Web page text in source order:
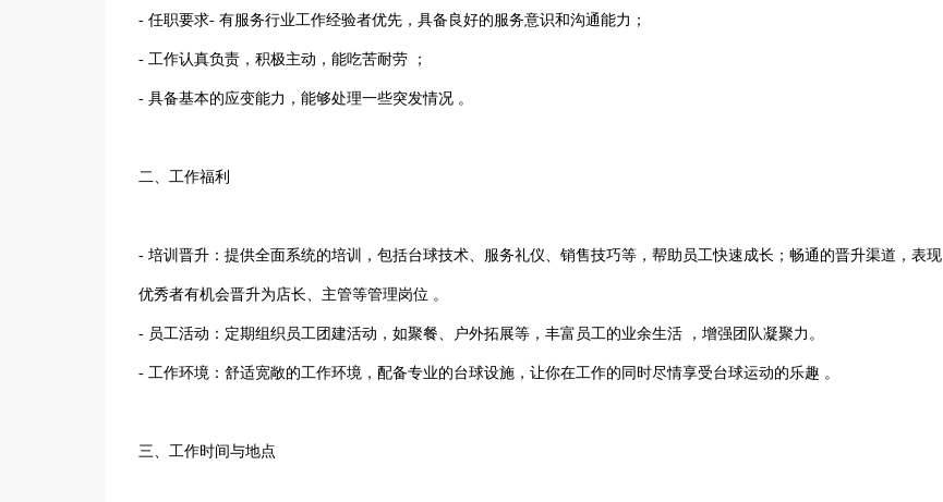
- 任职要求- 有服务行业工作经验者优先，具备良好的服务意识和沟通能力；
- 工作认真负责，积极主动，能吃苦耐劳 ；
- 具备基本的应变能力，能够处理一些突发情况 。
二、工作福利
- 培训晋升：提供全面系统的培训，包括台球技术、服务礼仪、销售技巧等，帮助员工快速成长；畅通的晋升渠道，表现
优秀者有机会晋升为店长、主管等管理岗位 。
- 员工活动：定期组织员工团建活动，如聚餐、户外拓展等，丰富员工的业余生活 ，增强团队凝聚力。
- 工作环境：舒适宽敞的工作环境，配备专业的台球设施，让你在工作的同时尽情享受台球运动的乐趣 。
三、工作时间与地点